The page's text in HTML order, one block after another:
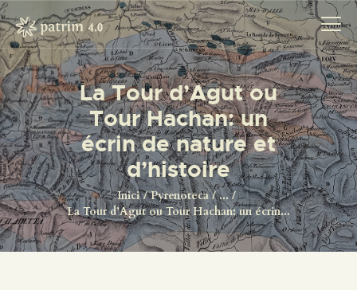
La Tour d’Agut ou
Tour Hachan: un
écrin de nature et
d’histoire
Inici Pyrenoteca
...
La Tour d’Agut ou Tour Hachan: un écrin...
INICI
PYRENOTECA 4.0
PROJECTES
LA XARXA
CONTACTE
PROJECTES